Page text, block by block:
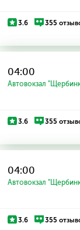
3.6 355
04:00
Автовокзал
3.6 355
04:00
Автовокзал
3.6 355